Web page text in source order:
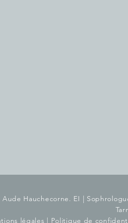
Hauchecorne. EI |
légales | Politique de